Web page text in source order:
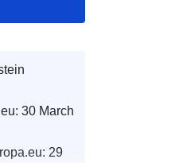
30 March
29